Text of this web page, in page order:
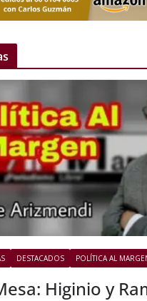
DESTACADOS POLÍTICA AL
Higinio y